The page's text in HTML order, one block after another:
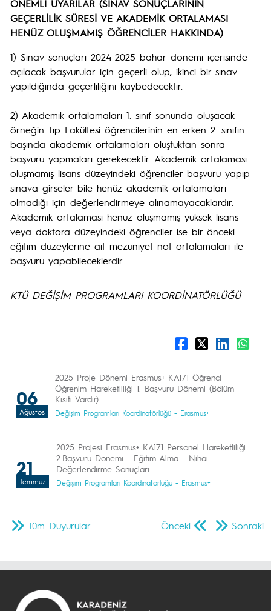
ÖNEMLİ UYARILAR (SINAV SONUÇLARININ
GEÇERLİLİK SÜRESİ VE AKADEMİK ORTALAMASI
HENÜZ OLUŞMAMIŞ ÖĞRENCİLER HAKKINDA)
1) Sınav sonuçları 2024-2025 bahar dönemi içerisinde
açılacak başvurular için geçerli olup, ikinci bir sınav
yapıldığında geçerliliğini kaybedecektir.
2) Akademik ortalamaları 1. sınıf sonunda oluşacak
örneğin Tıp Fakültesi öğrencilerinin en erken 2. sınıfın
başında akademik ortalamaları oluştuktan sonra
başvuru yapmaları gerekecektir. Akademik ortalaması
oluşmamış lisans düzeyindeki öğrenciler başvuru yapıp
sınava girseler bile henüz akademik ortalamaları
olmadığı için değerlendirmeye alınamayacaklardır.
Akademik ortalaması henüz oluşmamış yüksek lisans
veya doktora düzeyindeki öğrenciler ise bir önceki
eğitim düzeylerine ait mezuniyet not ortalamaları ile
başvuru yapabileceklerdir.
KTÜ DEĞİŞİM PROGRAMLARI KOORDİNATÖRLÜĞÜ
06
Ağustos
2025 Proje Dönemi Erasmus+ KA171 Öğrenci
Öğrenim Hareketliliği 1. Başvuru Dönemi (Bölüm
Kısıtı Vardır)
Değişim Programları Koordinatörlüğü - Erasmus+
21
Temmuz
2025 Projesi Erasmus+ KA171 Personel Hareketliliği
2.Başvuru Dönemi - Eğitim Alma - Nihai
Değerlendirme Sonuçları
Değişim Programları Koordinatörlüğü - Erasmus+
Önceki Sonraki
Tüm Duyurular